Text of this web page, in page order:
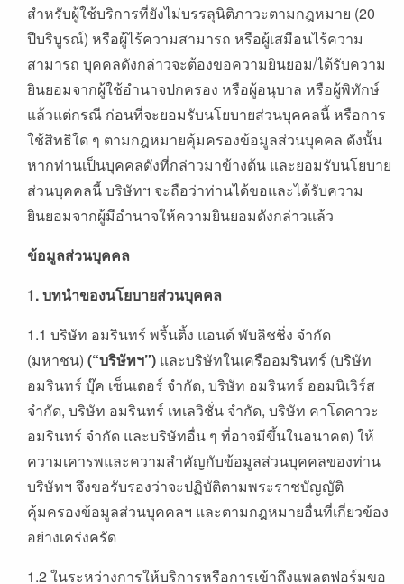
สำหรับผู้ใช้บริการที่ยังไม่บรรลุนิติภาวะตามกฎหมาย (20
ปีบริบูรณ์) หรือผู้ไร้ความสามารถ หรือผู้เสมือนไร้ความ
สามารถ บุคคลดังกล่าวจะต้องขอความยินยอม/ได้รับความ
ยินยอมจากผู้ใช้อำนาจปกครอง หรือผู้อนุบาล หรือผู้พิทักษ์
แล้วแต่กรณี ก่อนที่จะยอมรับนโยบายส่วนบุคคลนี้ หรือการ
ใช้สิทธิใด ๆ ตามกฎหมายคุ้มครองข้อมูลส่วนบุคคล ดังนั้น
หากท่านเป็นบุคคลดังที่กล่าวมาข้างต้น และยอมรับนโยบาย
ส่วนบุคคลนี้ บริษัทฯ จะถือว่าท่านได้ขอและได้รับความ
ยินยอมจากผู้มีอำนาจให้ความยินยอมดังกล่าวแล้ว
ข้อมูลส่วนบุคคล
1.บทนำของนโยบายส่วนบุคคล
1.1 บริษัท อมรินทร์ พริ้นติ้ง แอนด์ พับลิชชิ่ง จำกัด
(มหาชน) (“บริษัทฯ”) และบริษัทในเครืออมรินทร์ (บริษัท
อมรินทร์ บุ๊ค เซ็นเตอร์ จำกัด, บริษัท อมรินทร์ ออมนิเวิร์ส
จำกัด, บริษัท อมรินทร์ เทเลวิชั่น จำกัด, บริษัท คาโดคาวะ
อมรินทร์ จำกัด และบริษัทอื่น ๆ ที่อาจมีขึ้นในอนาคต) ให้
ความเคารพและความสำคัญกับข้อมูลส่วนบุคคลของท่าน
บริษัทฯ จึงขอรับรองว่าจะปฏิบัติตามพระราชบัญญัติ
คุ้มครองข้อมูลส่วนบุคคลฯ และตามกฎหมายอื่นที่เกี่ยวข้อง
อย่างเคร่งครัด
1.2 ในระหว่างการให้บริการหรือการเข้าถึงแพลตฟอร์มขอ